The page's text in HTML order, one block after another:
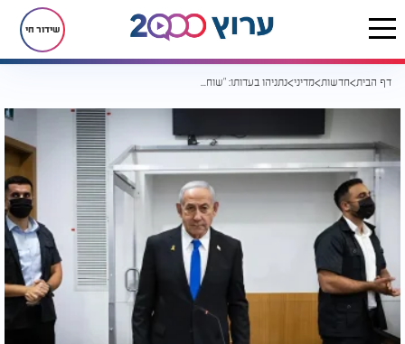
שידור חי
דף הבית חדשות מדיני נתניהו בעדותו: "שוחחתי עם מזכיר המדינה - הוא לא האמין שאני מתכונן לחקירה"